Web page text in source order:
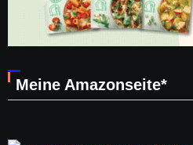
Meine Amazonseite*